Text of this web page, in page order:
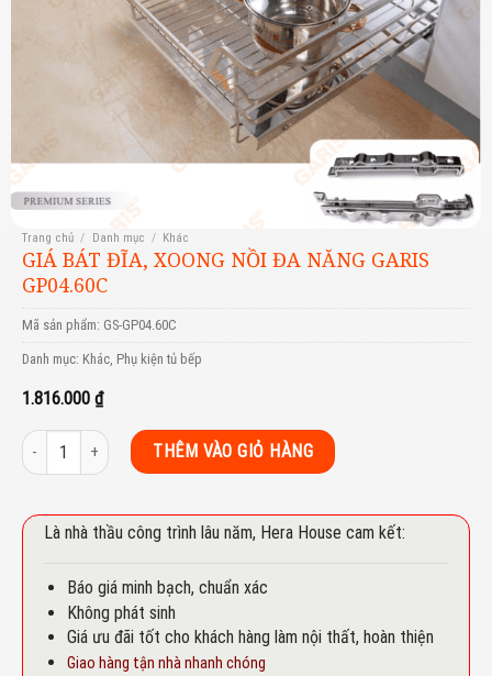
Trang chủ / Danh mục / Khác
GIÁ BÁT ĐĨA, XOONG NỒI ĐA NĂNG GARIS
GP04.60C
Mã sản phẩm: GS-GP04.60C
Danh mục: Khác Phụ kiện tủ bếp
1.816.000 ₫
GIÁ BÁT ĐĨA, XOONG NỒI ĐA NĂNG GARIS GP04.60C số lượng
THÊM VÀO GIỎ HÀNG
Là nhà thầu công trình lâu năm, Hera House cam kết:
Báo giá minh bạch, chuẩn xác
Không phát sinh
Giá ưu đãi tốt cho khách hàng làm nội thất, hoàn thiện
Giao hàng tận nhà nhanh chóng